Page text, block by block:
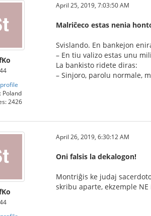
44
Poland
2426
April 25, 2019, 7:03:50 AM
Malriĉeco estas nenia
Svislando. En bankejon
– En tiu valizo estas unu
La bankisto ridete diras:
– Sinjoro, parolu normale,
44
April 26, 2019, 6:30:12 AM
Oni falsis la dekalogon!
Montriĝis ke judaj
skribu aparte, ekzemple NE